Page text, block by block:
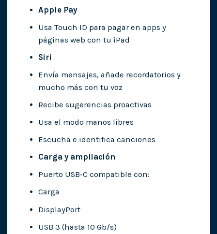
Apple Pay
Usa Touch ID para pagar en apps y
páginas web con tu iPad
Siri
Envía mensajes, añade recordatorios y
mucho más con tu voz
Recibe sugerencias proactivas
Usa el modo manos libres
Escucha e identifica canciones
Carga y ampliación
Puerto USB‑C compatible con:
Carga
DisplayPort
USB 3 (hasta 10 Gb/s)